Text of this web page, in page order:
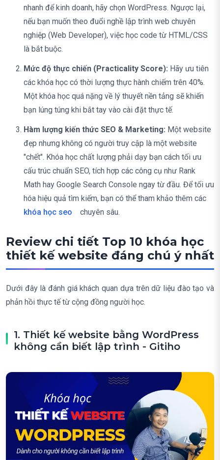
nhanh để kinh doanh, hãy chọn WordPress. Ngược lại,
nếu bạn muốn theo đuổi nghề lập trình web chuyên
nghiệp (Web Developer), việc học code từ HTML/CSS
là bắt buộc.
Mức độ thực chiến (Practicality Score): Hãy ưu tiên
các khóa học có thời lượng thực hành chiếm trên 40%.
Một khóa học quá nặng về lý thuyết nền tảng sẽ khiến
bạn lúng túng khi bắt tay vào cài đặt thực tế.
Hàm lượng kiến thức SEO & Marketing: Một website
đẹp nhưng không có người truy cập là một website
"chết". Khóa học chất lượng phải dạy bạn cách tối ưu
cấu trúc chuẩn SEO, tích hợp các công cụ như Rank
Math hay Google Search Console ngay từ đầu. Để tối ưu
hóa hiệu quả tìm kiếm, bạn có thể tham khảo thêm các
khóa học seo
chuyên sâu.
Review chi tiết Top 10 khóa học
thiết kế website đáng chú ý nhất
Dưới đây là đánh giá khách quan dựa trên dữ liệu đào tạo và
phản hồi thực tế từ cộng đồng người học.
1. Thiết kế website bằng WordPress
không cần biết lập trình - Gitiho